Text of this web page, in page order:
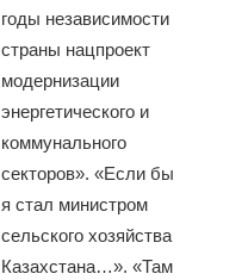
годы независимости
страны нацпроект
модернизации
энергетического и
коммунального
секторов». «Если бы
я стал министром
сельского хозяйства
Казахстана…». «Там